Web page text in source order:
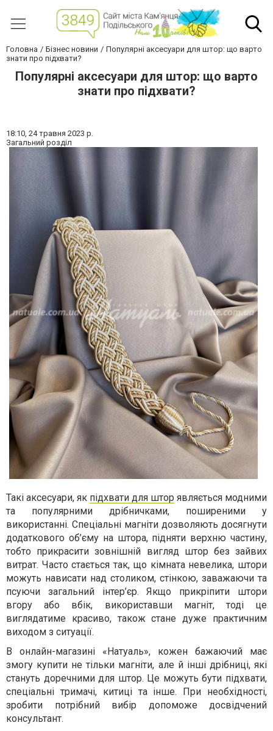
Головна Бізнес новини
Популярні аксесуари для штор: що варто
знати про підхвати?
Популярні аксесуари для штор: що варто
знати про підхвати?
18:10, 24 травня 2023 р.
Загальний розділ
Такі аксесуари, як підхвати для штор являється модними
та популярними дрібничками, поширеними у
використанні. Спеціальні магніти дозволяють досягнути
додаткового об’єму на штора, підняти верхню частину,
тобто прикрасити зовнішній вигляд штор без зайвих
витрат. Часто стається так, що кімната невелика, штори
можуть нависати над столиком, стінкою, заважаючи та
псуючи загальний інтер’єр. Якщо прикріпити штори
вгору або вбік, використавши магніт, тоді це
виглядатиме красиво, також стане дуже практичним
виходом з ситуації.
В онлайн-магазині «Натуаль», кожен бажаючий має
змогу купити не тільки магніти, але й інші дрібниці, які
стануть доречними для штор. Це можуть бути підхвати,
спеціальні тримачі, китиці та інше. При необхідності,
зробити потрібний вибір допоможе досвідчений
консультант.